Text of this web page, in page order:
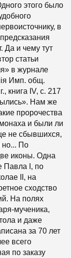
этого было
в
Да и чему тут
статьи
в журнале
Имп. общ.
книга IV, с. 217
Нам же
пророчества
и были ли
не сбывшихся,
но... По
иконы. Одна
Павла I, по
II, на
сходство
На полях
мученика,
и даже
за 70 лет
всего
по заказу